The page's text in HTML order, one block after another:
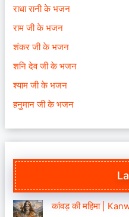
राधा रानी के भजन
राम जी के भजन
शंकर जी के भजन
शनि देव जी के भजन
श्याम जी के भजन
हनुमान जी के भजन
कांवड़ की महिमा |